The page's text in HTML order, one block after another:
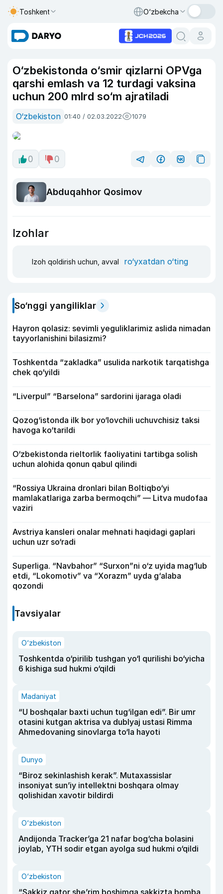
Toshkent O‘zbekcha
O‘zbekistonda o‘smir qizlarni OPVga
qarshi emlash va 12 turdagi vaksina
uchun 200 mlrd so‘m ajratiladi
O‘zbekiston 01:40 / 02.03.2022 1079
0 0
Abduqahhor Qosimov
Izohlar
Izoh qoldirish uchun, avval ro‘yxatdan o‘ting
So‘nggi yangiliklar
Hayron qolasiz: sevimli yeguliklarimiz aslida nimadan
tayyorlanishini bilasizmi?
Toshkentda “zakladka” usulida narkotik tarqatishga
chek qo‘yildi
“Liverpul” “Barselona” sardorini ijaraga oladi
Qozog‘istonda ilk bor yo‘lovchili uchuvchisiz taksi
havoga ko‘tarildi
O‘zbekistonda rieltorlik faoliyatini tartibga solish
uchun alohida qonun qabul qilindi
“Rossiya Ukraina dronlari bilan Boltiqbo‘yi
mamlakatlariga zarba bermoqchi” — Litva mudofaa
vaziri
Avstriya kansleri onalar mehnati haqidagi gaplari
uchun uzr so‘radi
Superliga. “Navbahor” “Surxon”ni o‘z uyida mag‘lub
etdi, “Lokomotiv” va “Xorazm” uyda g‘alaba
qozondi
Tavsiyalar
O‘zbekiston
Toshkentda o‘pirilib tushgan yo‘l qurilishi bo‘yicha
6 kishiga sud hukmi o‘qildi
Madaniyat
“U boshqalar baxti uchun tug‘ilgan edi”. Bir umr
otasini kutgan aktrisa va dublyaj ustasi Rimma
Ahmedovaning sinovlarga to‘la hayoti
Dunyo
“Biroz sekinlashish kerak”. Mutaxassislar
insoniyat sun’iy intellektni boshqara olmay
qolishidan xavotir bildirdi
O‘zbekiston
Andijonda Tracker’ga 21 nafar bog‘cha bolasini
joylab, YTH sodir etgan ayolga sud hukmi o‘qildi
O‘zbekiston
“Sakkiz qator she’rim boshimga sakkizta bomba